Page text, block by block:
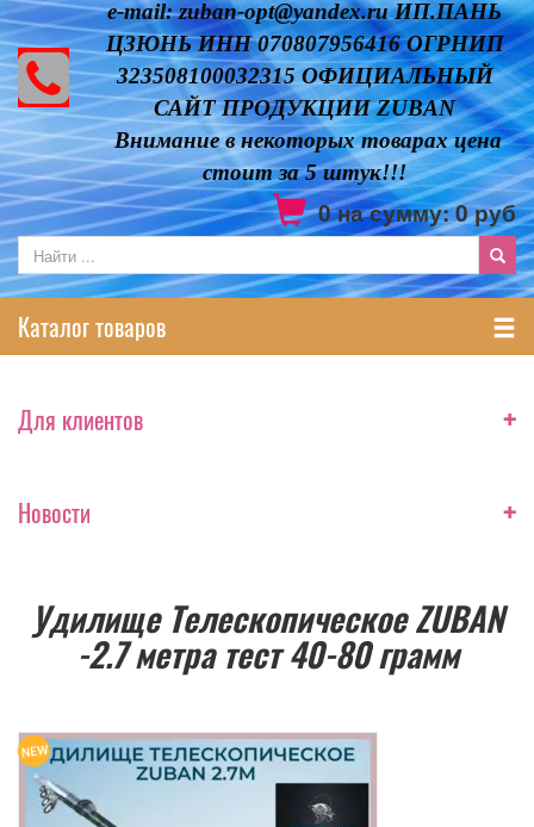
e-mail: zuban-opt@yandex.ru ИП.ПАНЬ
ЦЗЮНЬ ИНН 070807956416 ОГРНИП
323508100032315 ОФИЦИАЛЬНЫЙ
САЙТ ПРОДУКЦИИ ZUBAN
Внимание в некоторых товарах цена
стоит за 5 штук!!!
0на сумму:0руб
Каталог товаров
Для клиентов +
Новости +
Удилище Телескопическое ZUBAN
-2.7 метра тест 40-80 грамм